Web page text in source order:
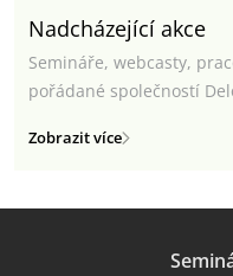
Nadcházející akce
Semináře, webcasty,
pořádané společností
Zobrazit více